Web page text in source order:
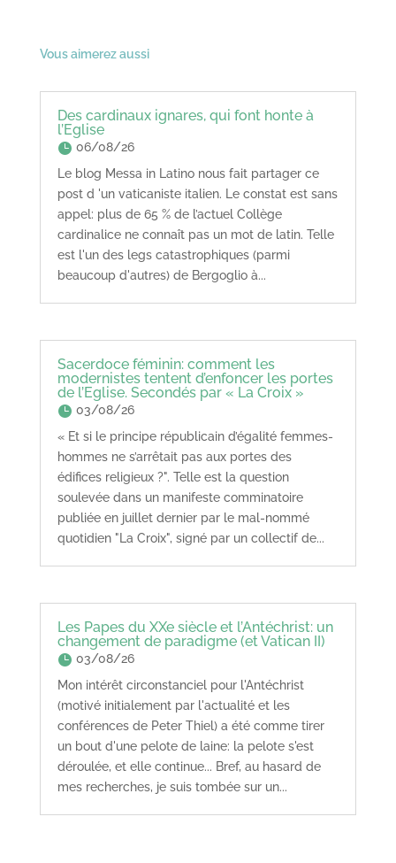
Vous aimerez aussi
Des cardinaux ignares, qui font honte à
l’Eglise
06/08/26
Le blog Messa in Latino nous fait partager ce
post d 'un vaticaniste italien. Le constat est sans
appel: plus de 65 % de l’actuel Collège
cardinalice ne connaît pas un mot de latin. Telle
est l'un des legs catastrophiques (parmi
beaucoup d'autres) de Bergoglio à...
Sacerdoce féminin: comment les
modernistes tentent d’enfoncer les portes
de l’Eglise. Secondés par « La Croix »
03/08/26
« Et si le principe républicain d’égalité femmes-
hommes ne s’arrêtait pas aux portes des
édifices religieux ?". Telle est la question
soulevée dans un manifeste comminatoire
publiée en juillet dernier par le mal-nommé
quotidien "La Croix", signé par un collectif de...
Les Papes du XXe siècle et l’Antéchrist: un
changement de paradigme (et Vatican II)
03/08/26
Mon intérêt circonstanciel pour l'Antéchrist
(motivé initialement par l'actualité et les
conférences de Peter Thiel) a été comme tirer
un bout d'une pelote de laine: la pelote s'est
déroulée, et elle continue... Bref, au hasard de
mes recherches, je suis tombée sur un...